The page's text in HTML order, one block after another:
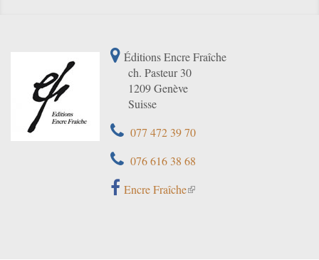
Éditions Encre Fraîche
ch. Pasteur 30
1209 Genève
Suisse
077 472 39 70
076 616 38 68
Encre Fraîche